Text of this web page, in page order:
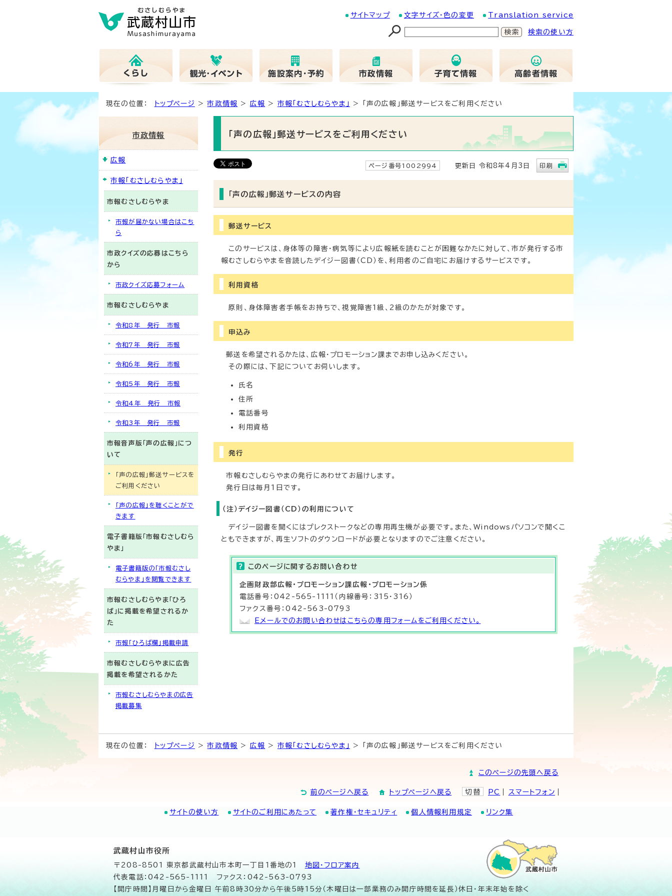
サイトマップ 文字サイズ・色の変更 Translation service
検索の使い方
現在の位置： トップページ >市政情報 > 広報 > 市報「むさしむらやま」 > 「声の広報」郵送サービスをご利用ください
「声の広報」郵送サービスをご利用ください
ページ番号1002994 更新日 令和8年4月3日 印刷
「声の広報」郵送サービスの内容
郵送サービス
このサービスは、身体等の障害・病気等により広報紙を読むことが困難なかたに対して、市が発行する市
報むさしむらやまを音読したデイジー図書（CD）を、利用者のご自宅にお届けするサービスです。
利用資格
原則、身体障害者手帳をお持ちで、視覚障害1級、2級のかたが対象です。
申込み
郵送を希望されるかたは、広報・プロモーション課までお申し込みください。
その際には、下記についてお伺いします。
氏名
住所
電話番号
利用資格
発行
市報むさしむらやまの発行にあわせてお届けします。
発行日は毎月1日です。
（注）デイジー図書（CD）の利用について
デイジー図書を聞くにはプレクストークなどの専用再生機が必要です。また、Windowsパソコンで聞くこ
ともできますが、再生ソフトのダウンロードが必要となりますのでご注意ください。
このページに関する お問い合わせ
企画財政部広報・プロモーション課 広報・プロモーション係
電話番号：042-565-1111（内線番号：315・316）
ファクス番号：042-563-0793
Eメールでのお問い合わせはこちらの専用フォームをご利用ください。
市政情報
広報
市報「むさしむらやま」
市報むさしむらやま
市報が届かない場合はこち
ら
市政クイズの応募はこちら
から
市政クイズ応募フォーム
市報むさしむらやま
令和8年 発行 市報
令和7年 発行 市報
令和6年 発行 市報
令和5年 発行 市報
令和4年 発行 市報
令和3年 発行 市報
市報音声版「声の広報」につ
いて
「声の広報」郵送サービスを
ご利用ください
「声の広報」を聴くことがで
きます
電子書籍版「市報むさしむら
やま」
電子書籍版の「市報むさし
むらやま」を閲覧できます
市報むさしむらやま「ひろ
ば」に掲載を希望されるか
た
市報「ひろば欄」掲載申請
市報むさしむらやまに広告
掲載を希望されるかた
市報むさしむらやまの広告
掲載募集
現在の位置： トップページ >市政情報 > 広報 > 市報「むさしむらやま」 > 「声の広報」郵送サービスをご利用ください
このページの先頭へ戻る
前のページへ戻る トップページへ戻る 切替 PC スマートフォン
サイトの使い方 サイトのご利用にあたって 著作権・セキュリティ 個人情報利用規定 リンク集
武蔵村山市役所
〒208-8501 東京都武蔵村山市本町一丁目1番地の1 地図･フロア案内
代表電話：042-565-1111 ファクス：042-563-0793
【開庁時間】月曜日から金曜日 午前8時30分から午後5時15分（木曜日は一部業務のみ開庁時間を延長）休日・年末年始を除く